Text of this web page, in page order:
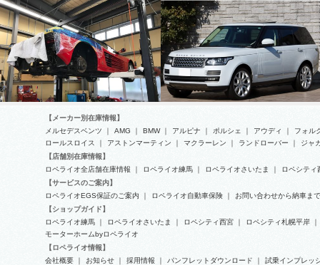
フェラーリ５１２TR タイミン
グベルト交換
レンジローバーヴォーグの冷却水
漏れ修理
【メーカー別在庫情報】
メルセデスベンツ ｜ AMG ｜ BMW｜ アルピナ｜ ポルシェ ｜ アウディ ｜
フォル
ロールスロイス
｜ アストンマーティン ｜ マクラーレン ｜ ランドローバー ｜
ジャ
【店舗別在庫情報】
ロペライオ全店舗在庫情報 ｜ ロペライオ練馬｜ ロペライオさいたま ｜
ロペシティ
【サービスのご案内】
ロペライオEGS保証のご案内 ｜ ロペライオ自動車保険｜
お問い合わせから納車まで
【ショップガイド】
ロペライオ練馬｜ ロペライオさいたま ｜ ロペシティ西宮｜ ロペシティ札幌平岸｜
モーターホームbyロペライオ
【ロペライオ情報】
会社概要｜ お知らせ｜ 採用情報 ｜ パンフレットダウンロード ｜
試乗インプレッ